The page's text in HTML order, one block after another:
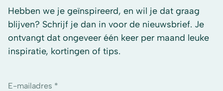
Hebben we je geïnspireerd, en wil je dat graag
blijven? Schrijf je dan in voor de nieuwsbrief. Je
ontvangt dat ongeveer één keer per maand leuke
inspiratie, kortingen of tips.
E-mailadres *